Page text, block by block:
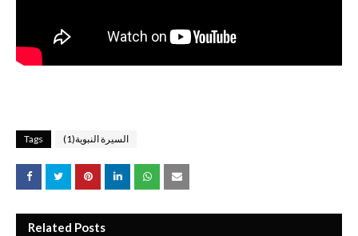
Tags السيرة النبوية(1)
Related Posts